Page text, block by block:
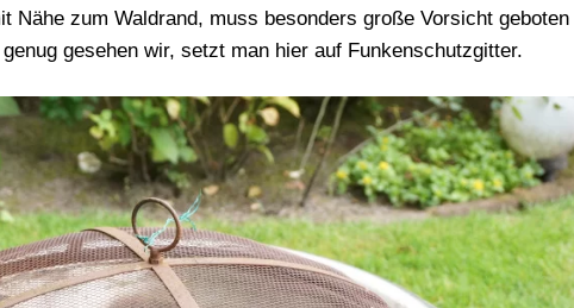
Nähe zum Waldrand, muss besonders große Vorsicht geboten
gesehen wir, setzt man hier auf Funkenschutzgitter.